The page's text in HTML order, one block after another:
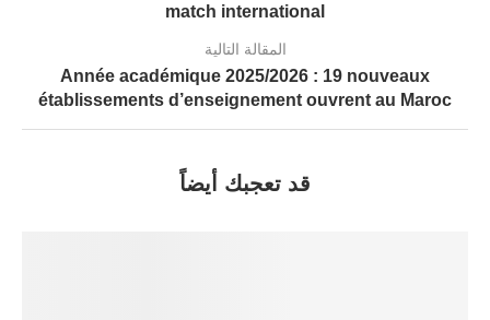
match international
المقالة التالية
Année académique 2025/2026 : 19 nouveaux
établissements d’enseignement ouvrent au Maroc
قد تعجبك أيضاً